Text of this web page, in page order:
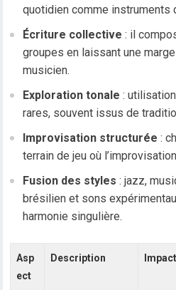
quotidien comme instruments
Écriture collective : il
groupes en laissant une
musicien.
Exploration tonale :
rares, souvent issus de
Improvisation structurée :
terrain de jeu où
Fusion des styles : jazz,
brésilien et sons
harmonie singulière.
Asp
ect
Description Impact